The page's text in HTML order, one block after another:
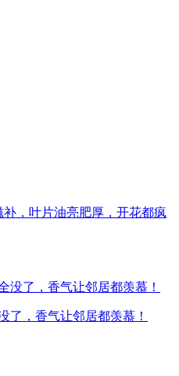
，叶片油亮肥厚，开花都疯
了，香气让邻居都羡慕！